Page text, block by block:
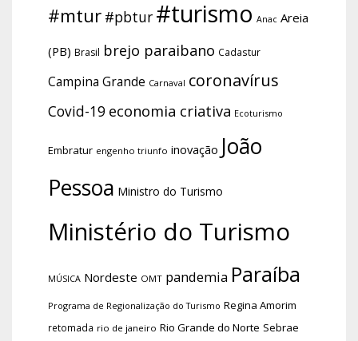
#mtur #pbtur #turismo Anac Areia
(PB) Brasil brejo paraibano Cadastur
Campina Grande Carnaval coronavírus
Covid-19 economia criativa Ecoturismo
Embratur engenho triunfo inovação João
Pessoa Ministro do Turismo
Ministério do Turismo
MÚSICA Nordeste OMT pandemia Paraíba
Programa de Regionalização do Turismo Regina Amorim
retomada rio de janeiro Rio Grande do Norte Sebrae